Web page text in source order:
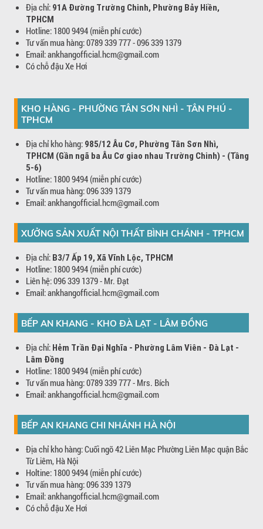
Địa chỉ: 91A Đường Trường Chinh, Phường Bảy Hiền,
TPHCM
Hotline: 1800 9494 (miễn phí cước)
Tư vấn mua hàng: 0789 339 777 - 096 339 1379
Email: ankhangofficial.hcm@gmail.com
Có chỗ đậu Xe Hơi
KHO HÀNG - PHƯỜNG TÂN SƠN NHÌ - TÂN PHÚ -
TPHCM
Địa chỉ kho hàng: 985/12 Âu Cơ, Phường Tân Sơn Nhì,
TPHCM (Gần ngã ba Âu Cơ giao nhau Trường Chinh) - (Tầng
5-6)
Hotline: 1800 9494 (miễn phí cước)
Tư vấn mua hàng: 096 339 1379
Email: ankhangofficial.hcm@gmail.com
XƯỞNG SẢN XUẤT NỘI THẤT BÌNH CHÁNH - TPHCM
Địa chỉ: B3/7 Ấp 19, Xã Vĩnh Lộc, TPHCM
Hotline: 1800 9494 (miễn phí cước)
Liên hệ: 096 339 1379 - Mr. Đạt
Email: ankhangofficial.hcm@gmail.com
BẾP AN KHANG - KHO ĐÀ LẠT - LÂM ĐỒNG
Địa chỉ: Hẻm Trần Đại Nghĩa - Phường Lâm Viên - Đà Lạt -
Lâm Đồng
Hotline: 1800 9494 (miễn phí cước)
Tư vấn mua hàng: 0789 339 777 - Mrs. Bích
Email: ankhangofficial.hcm@gmail.com
BẾP AN KHANG CHI NHÁNH HÀ NỘI
Địa chỉ kho hàng: Cuối ngõ 42 Liên Mạc Phường Liên Mạc quận Bắc
Từ Liêm, Hà Nội
Holtine: 1800 9494 (miễn phí cước)
Tư vấn mua hàng: 096 339 1379
Email: ankhangofficial.hcm@gmail.com
Có chỗ đậu Xe Hơi